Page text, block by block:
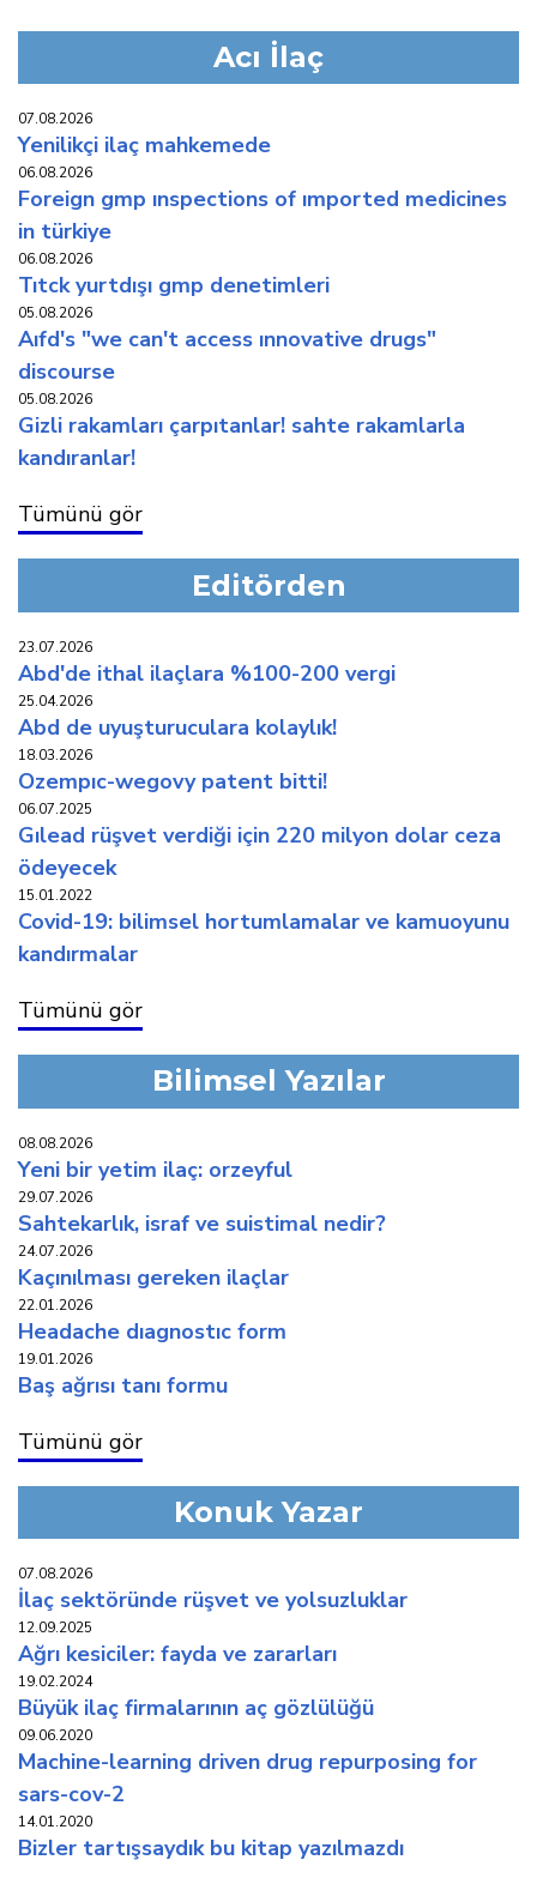
Acı İlaç
07.08.2026
yeni̇li̇kçi̇ i̇laç mahkemede
06.08.2026
foreign gmp inspections of imported medicines
in türkiye
06.08.2026
titck yurtdişi gmp deneti̇mleri̇
05.08.2026
aifd's "we can't access innovative drugs"
discourse
05.08.2026
gi̇zli̇ rakamlari çarpitanlar! sahte rakamlarla
kandiranlar!
Tümünü gör
Editörden
23.07.2026
abd'de i̇thal i̇laçlara %100-200 vergi̇
25.04.2026
abd de uyuşturuculara kolaylik!
18.03.2026
ozempic-wegovy patent bi̇tti̇!
06.07.2025
gilead rüşvet verdi̇ği̇ i̇çi̇n 220 mi̇lyon dolar ceza
ödeyecek
15.01.2022
covi̇d-19: bi̇li̇msel hortumlamalar ve kamuoyunu
kandirmalar
Tümünü gör
Bilimsel Yazılar
08.08.2026
yeni̇ bi̇r yeti̇m i̇laç: orzeyful
29.07.2026
sahtekarlık, i̇sraf ve suistimal nedir?
24.07.2026
kaçinilmasi gereken i̇laçlar
22.01.2026
headache diagnostic form
19.01.2026
baş ağrisi tani formu
Tümünü gör
Konuk Yazar
07.08.2026
i̇laç sektöründe rüşvet ve yolsuzluklar
12.09.2025
ağri kesi̇ci̇ler: fayda ve zararlari
19.02.2024
büyük i̇laç fi̇rmalarinin aç gözlülüğü
09.06.2020
machine-learning driven drug repurposing for
sars-cov-2
14.01.2020
bi̇zler tartişsaydik bu ki̇tap yazilmazdi